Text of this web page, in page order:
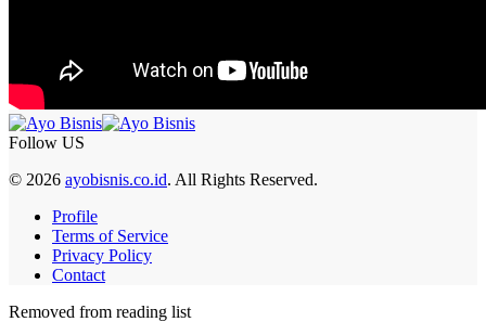
Follow US
© 2026 ayobisnis.co.id. All Rights Reserved.
Profile
Terms of Service
Privacy Policy
Contact
Removed from reading list